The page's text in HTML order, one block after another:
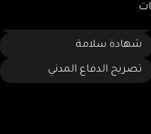
شهادة سلامة
تصريح الدفاع المدني